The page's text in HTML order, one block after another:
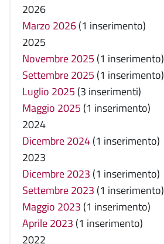
2026
Marzo 2026(1 inserimento)
2025
Novembre 2025 (1 inserimento)
Settembre 2025 (1 inserimento)
Luglio 2025 (3 inserimenti)
Maggio 2025 (1 inserimento)
2024
Dicembre 2024(1 inserimento)
2023
Dicembre 2023 (1 inserimento)
Settembre 2023 (1 inserimento)
Maggio 2023 (1 inserimento)
Aprile 2023 (1 inserimento)
2022